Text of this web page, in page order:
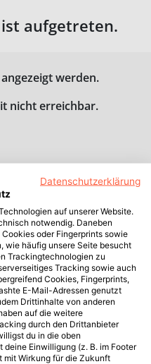
ist aufgetreten.
werden.
nicht erreichbar.
Datenschutzerklärung
auf unserer Website.
notwendig. Daneben
oder Fingerprints sowie
wie häufig unsere Seite besucht
Trackingtechnologien zu
Tracking sowie auch
Cookies, Fingerprints,
E-Mail-Adressen genutzt
Drittinhalte von anderen
auf die weitere
durch den Drittanbieter
du in die oben
deine Einwilligung (z. B. im Footer
mit Wirkung für die Zukunft